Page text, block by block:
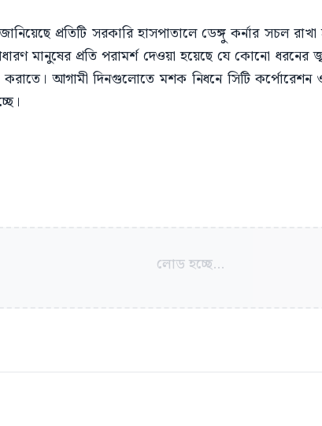
প্রতিটি সরকারি হাসপাতালে ডেঙ্গু কর্নার সচল
মানুষের প্রতি পরামর্শ দেওয়া হয়েছে যে কোনো
করাতে। আগামী দিনগুলোতে মশক নিধনে সিটি কর্পোরেশন
লোড হচ্ছে...